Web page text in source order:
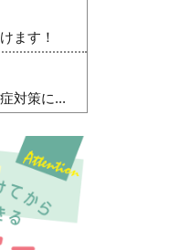
ます！
対策に...